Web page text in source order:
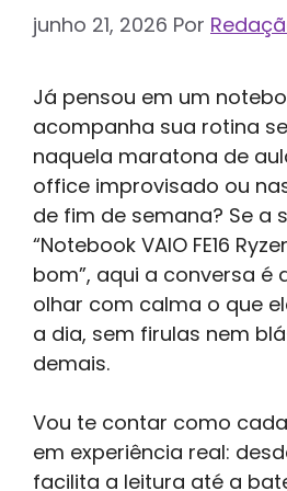
junho 21, 2026 Por
Já pensou em um
acompanha sua rotina
naquela maratona de
office improvisado ou
de fim de semana? Se a
“Notebook VAIO FE16
bom”, aqui a conversa é
olhar com calma o que
a dia, sem firulas nem
demais.
Vou te contar como
em experiência real:
facilita a leitura até a